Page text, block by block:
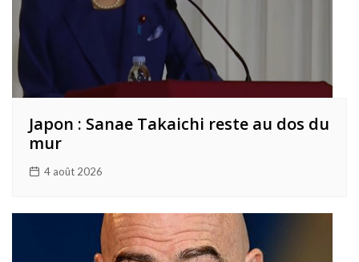
Japon : Sanae Takaichi reste au dos du
mur
4 août 2026